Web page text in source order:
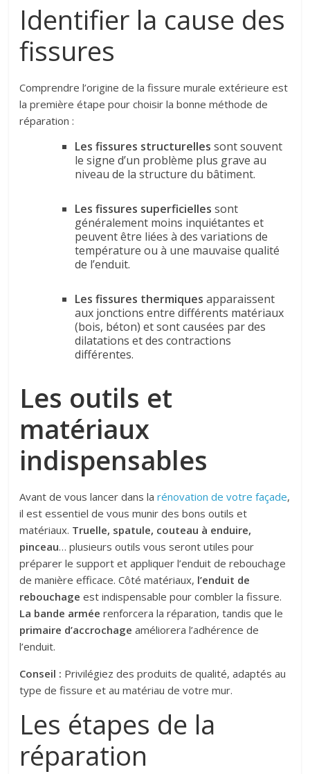
Identifier la cause des
fissures
Comprendre l’origine de la fissure murale extérieure est
la première étape pour choisir la bonne méthode de
réparation :
Les fissures structurelles sont souvent
le signe d’un problème plus grave au
niveau de la structure du bâtiment.
Les fissures superficielles sont
généralement moins inquiétantes et
peuvent être liées à des variations de
température ou à une mauvaise qualité
de l’enduit.
Les fissures thermiques apparaissent
aux jonctions entre différents matériaux
(bois, béton) et sont causées par des
dilatations et des contractions
différentes.
Les outils et
matériaux
indispensables
Avant de vous lancer dans larénovation de votre façade,
il est essentiel de vous munir des bons outils et
matériaux. Truelle, spatule, couteau à enduire,
pinceau… plusieurs outils vous seront utiles pour
préparer le support et appliquer l’enduit de rebouchage
de manière efficace. Côté matériaux, l’enduit de
rebouchage est indispensable pour combler la fissure.
La bande armée renforcera la réparation, tandis que le
primaire d’accrochage améliorera l’adhérence de
l’enduit.
Conseil : Privilégiez des produits de qualité, adaptés au
type de fissure et au matériau de votre mur.
Les étapes de la
réparation